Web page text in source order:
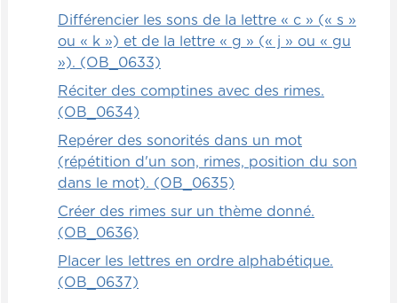
Différencier les sons de la lettre « c » (« s »
ou « k ») et de la lettre « g » (« j » ou « gu
»). (OB_0633)
Réciter des comptines avec des rimes.
(OB_0634)
Repérer des sonorités dans un mot
(répétition d'un son, rimes, position du son
dans le mot). (OB_0635)
Créer des rimes sur un thème donné.
(OB_0636)
Placer les lettres en ordre alphabétique.
(OB_0637)